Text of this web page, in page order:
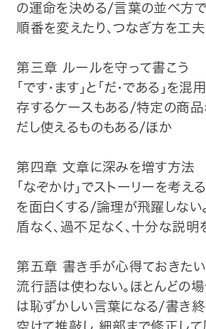
の運命を決める/言葉の並べ方
順番を変えたり、つなぎ方を工
第三章 ルールを守って書こう
「です・ます」と「だ・である」を
存するケースもある/特定の商
だし使えるものもある/ほか
第四章 文章に深みを増す方法
「なぞかけ」でストーリーを考
を面白くする/論理が飛躍しない
盾なく、過不足なく、十分な説明
第五章 書き手が心得ておきたい
流行語は使わない。ほとんどの
は恥ずかしい言葉になる/書き終
空けて推敲し 細部まで修正し